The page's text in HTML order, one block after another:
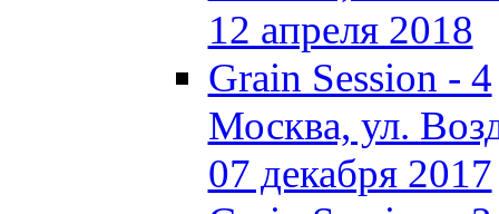
12 апреля 2018
Grain Session - 4
Москва, ул.
07 декабря 2017